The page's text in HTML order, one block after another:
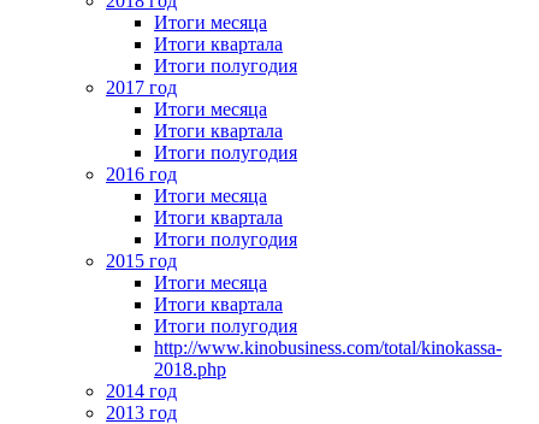
Итоги месяца
Итоги квартала
Итоги полугодия
2017 год
Итоги месяца
Итоги квартала
Итоги полугодия
2016 год
Итоги месяца
Итоги квартала
Итоги полугодия
2015 год
Итоги месяца
Итоги квартала
Итоги полугодия
http://www.kinobusiness.com/total/kinokassa-
2018.php
2014 год
2013 год